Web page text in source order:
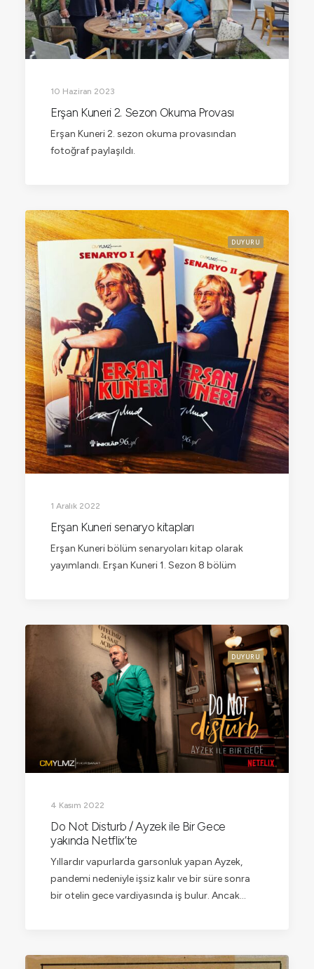
10 Haziran 2023
Erşan Kuneri 2. Sezon Okuma Provası
Erşan Kuneri 2. sezon okuma provasından
fotoğraf paylaşıldı.
DUYURU
1 Aralık 2022
Erşan Kuneri senaryo kitapları
Erşan Kuneri bölüm senaryoları kitap olarak
yayımlandı. Erşan Kuneri 1. Sezon 8 bölüm
DUYURU
4 Kasım 2022
Do Not Disturb / Ayzek ile Bir Gece
yakında Netflix’te
Yıllardır vapurlarda garsonluk yapan Ayzek,
pandemi nedeniyle işsiz kalır ve bir süre sonra
bir otelin gece vardiyasında iş bulur. Ancak…